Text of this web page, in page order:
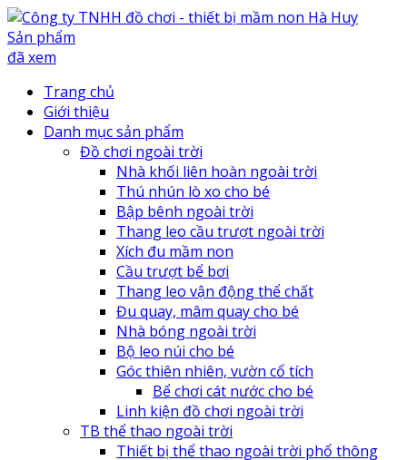
Sản phẩm
đã xem
Trang chủ
Giới thiệu
Danh mục sản phẩm
Đồ chơi ngoài trời
Nhà khối liên hoàn ngoài trời
Thú nhún lò xo cho bé
Bập bênh ngoài trời
Thang leo cầu trượt ngoài trời
Xích đu mầm non
Cầu trượt bể bơi
Thang leo vận động thể chất
Đu quay, mâm quay cho bé
Nhà bóng ngoài trời
Bộ leo núi cho bé
Góc thiên nhiên, vườn cổ tích
Bể chơi cát nước cho bé
Linh kiện đồ chơi ngoài trời
TB thể thao ngoài trời
Thiết bị thể thao ngoài trời phổ thông